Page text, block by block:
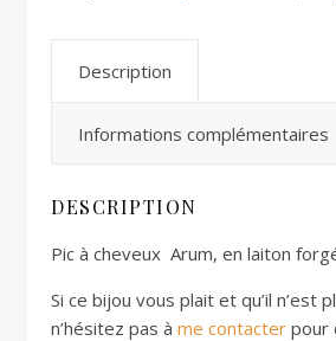
Description
Informations complémentaires
DESCRIPTION
Pic à cheveux Arum, en laiton
Si ce bijou vous plait et qu’il n’est
n’hésitez pas à me contacter pour